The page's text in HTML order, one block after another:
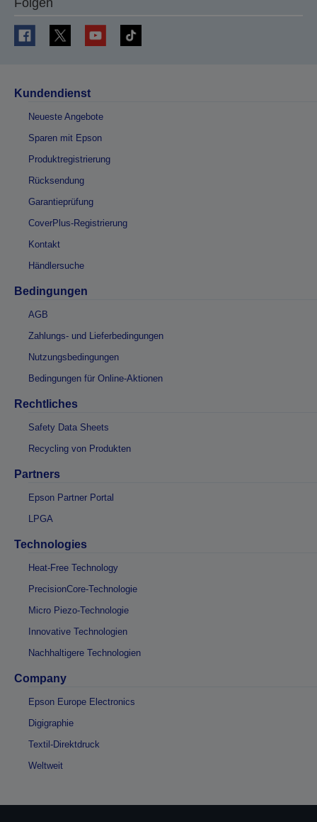
Folgen
Kundendienst
Neueste Angebote
Sparen mit Epson
Produktregistrierung
Rücksendung
Garantieprüfung
CoverPlus-Registrierung
Kontakt
Händlersuche
Bedingungen
AGB
Zahlungs- und Lieferbedingungen
Nutzungsbedingungen
Bedingungen für Online-Aktionen
Rechtliches
Safety Data Sheets
Recycling von Produkten
Partners
Epson Partner Portal
LPGA
Technologies
Heat-Free Technology
PrecisionCore-Technologie
Micro Piezo-Technologie
Innovative Technologien
Nachhaltigere Technologien
Company
Epson Europe Electronics
Digigraphie
Textil-Direktdruck
Weltweit